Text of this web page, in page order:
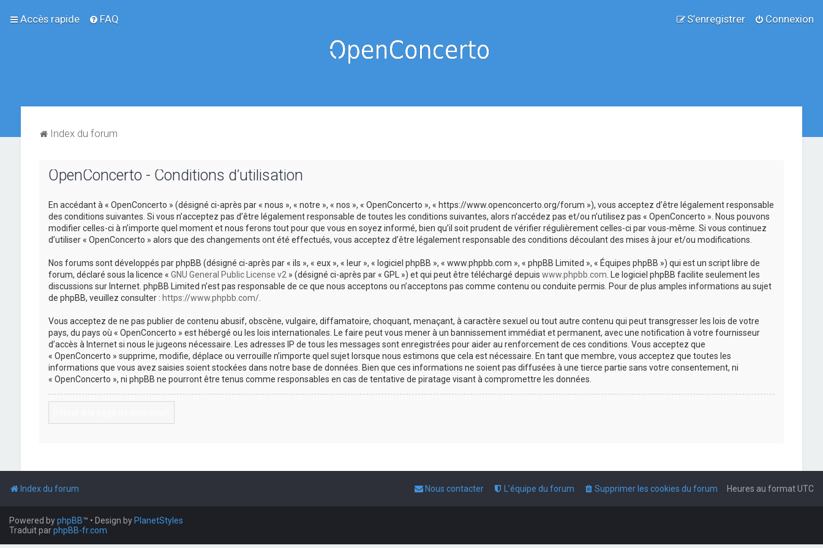
Accès rapide FAQ Connexion
S’enregistrer
Index du forum
OpenConcerto - Conditions d’utilisation
En accédant à « OpenConcerto » (désigné ci-après par « nous », « notre », « nos », « OpenConcerto », « https://www.openconcerto.org/forum »), vous acceptez d’être légalement responsable
des conditions suivantes. Si vous n’acceptez pas d’être légalement responsable de toutes les conditions suivantes, alors n’accédez pas et/ou n’utilisez pas « OpenConcerto ». Nous pouvons
modifier celles-ci à n’importe quel moment et nous ferons tout pour que vous en soyez informé, bien qu’il soit prudent de vérifier régulièrement celles-ci par vous-même. Si vous continuez
d’utiliser « OpenConcerto » alors que des changements ont été effectués, vous acceptez d’être légalement responsable des conditions découlant des mises à jour et/ou modifications.
Nos forums sont développés par phpBB (désigné ci-après par « ils », « eux », « leur », « logiciel phpBB », « www.phpbb.com », « phpBB Limited », « Équipes phpBB ») qui est un script libre de
forum, déclaré sous la licence « GNU General Public License v2 » (désigné ci-après par « GPL ») et qui peut être téléchargé depuis www.phpbb.com . Le logiciel phpBB facilite seulement les
discussions sur Internet. phpBB Limited n’est pas responsable de ce que nous acceptons ou n’acceptons pas comme contenu ou conduite permis. Pour de plus amples informations au sujet
de phpBB, veuillez consulter : https://www.phpbb.com/.
Vous acceptez de ne pas publier de contenu abusif, obscène, vulgaire, diffamatoire, choquant, menaçant, à caractère sexuel ou tout autre contenu qui peut transgresser les lois de votre
pays, du pays où « OpenConcerto » est hébergé ou les lois internationales. Le faire peut vous mener à un bannissement immédiat et permanent, avec une notification à votre fournisseur
d’accès à Internet si nous le jugeons nécessaire. Les adresses IP de tous les messages sont enregistrées pour aider au renforcement de ces conditions. Vous acceptez que
« OpenConcerto » supprime, modifie, déplace ou verrouille n’importe quel sujet lorsque nous estimons que cela est nécessaire. En tant que membre, vous acceptez que toutes les
informations que vous avez saisies soient stockées dans notre base de données. Bien que ces informations ne soient pas diffusées à une tierce partie sans votre consentement, ni
« OpenConcerto », ni phpBB ne pourront être tenus comme responsables en cas de tentative de piratage visant à compromettre les données.
Index du forum Heures au formatUTC
Supprimer les cookies du forum
L’équipe du forum
Nous contacter
Powered byphpBB™ • Design by PlanetStyles
Traduit parphpBB-fr.com